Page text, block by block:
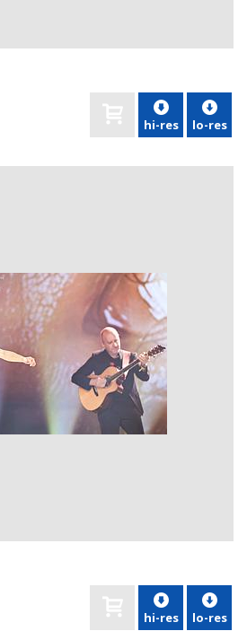
hi-res lo-res
hi-res lo-res